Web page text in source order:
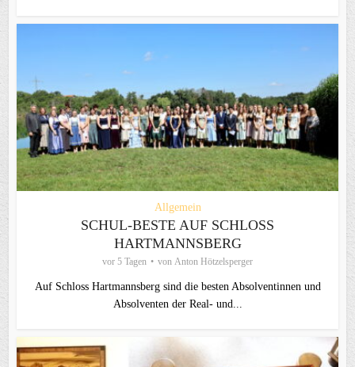
Allgemein
SCHUL-BESTE AUF SCHLOSS
HARTMANNSBERG
vor 5 Tagen von Anton Hötzelsperger
Auf Schloss Hartmannsberg sind die besten Absolventinnen und
Absolventen der Real- und...